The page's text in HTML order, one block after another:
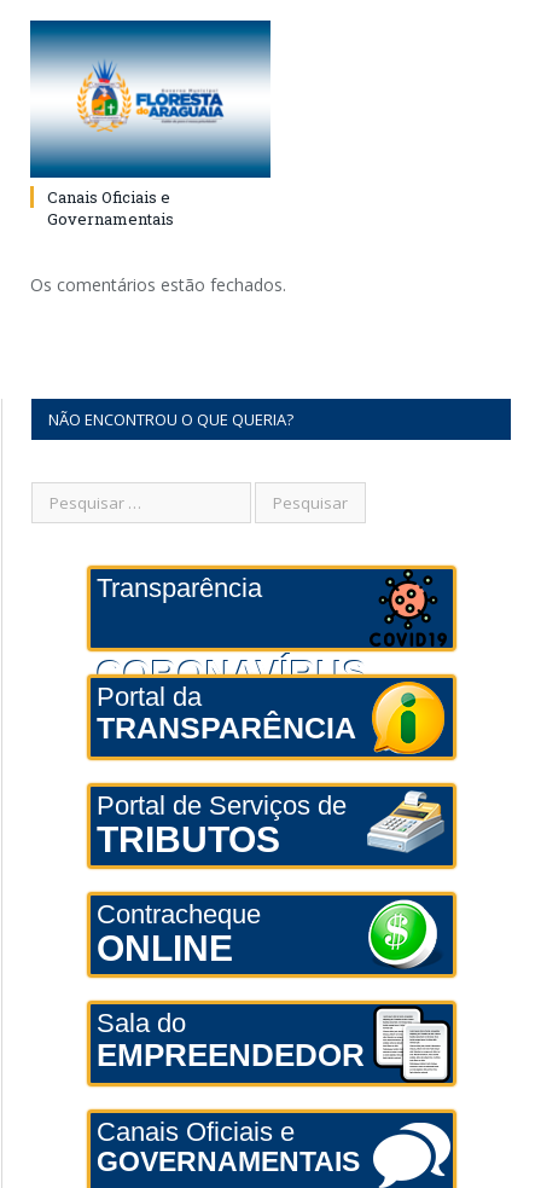
Canais Oficiais e
Governamentais
Os comentários estão fechados.
NÃO ENCONTROU O QUE QUERIA?
Transparência
CORONAVÍRUS
Portal da
TRANSPARÊNCIA
Portal de Serviços de
TRIBUTOS
Contracheque
ONLINE
Sala do
EMPREENDEDOR
Canais Oficiais e
GOVERNAMENTAIS